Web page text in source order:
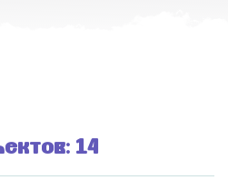
14